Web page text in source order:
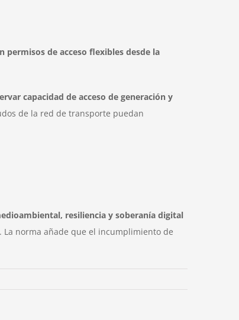
permisos de acceso flexibles desde la
capacidad de acceso de generación y
de la red de transporte puedan
resiliencia y soberanía digital
. La norma añade que el incumplimiento de